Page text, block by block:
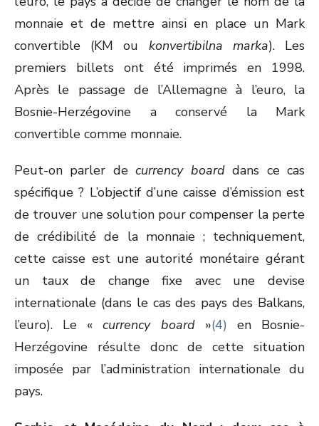
monnaie et de mettre ainsi en place un Mark
convertible (KM ou konvertibilna marka). Les
premiers billets ont été imprimés en 1998.
Après le passage de l’Allemagne à l’euro, la
Bosnie-Herzégovine a conservé la Mark
convertible comme monnaie.
Peut-on parler decurrency boarddans ce cas
spécifique ? L’objectif d’une caisse d’émission est
de trouver une solution pour compenser la perte
de crédibilité de la monnaie ; techniquement,
cette caisse est une autorité monétaire gérant
un taux de change fixe avec une devise
internationale (dans le cas des pays des Balkans,
l’euro). Le «currency board»(4) en Bosnie-
Herzégovine résulte donc de cette situation
imposée par l’administration internationale du
pays.